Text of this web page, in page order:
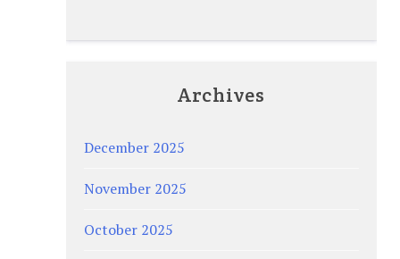
Archives
December 2025
November 2025
October 2025